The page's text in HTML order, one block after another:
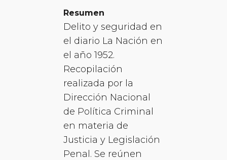
Resumen
Delito y seguridad en
el diario La Nación en
el año 1952.
Recopilación
realizada por la
Dirección Nacional
de Política Criminal
en materia de
Justicia y Legislación
Penal. Se reúnen